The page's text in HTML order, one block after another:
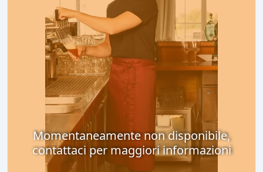
Momentaneamente non disponibile,
contattaci per maggiori informazioni